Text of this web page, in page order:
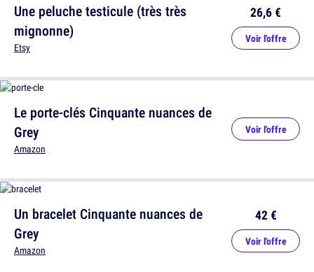
Une peluche testicule (très très
mignonne)
Etsy
26,6 €
Voir l'offre
Un bracelet Cinquante nuances de
Grey
Amazon
42 €
Voir l'offre
Le porte-clés Cinquante nuances de
Grey
Amazon
Voir l'offre